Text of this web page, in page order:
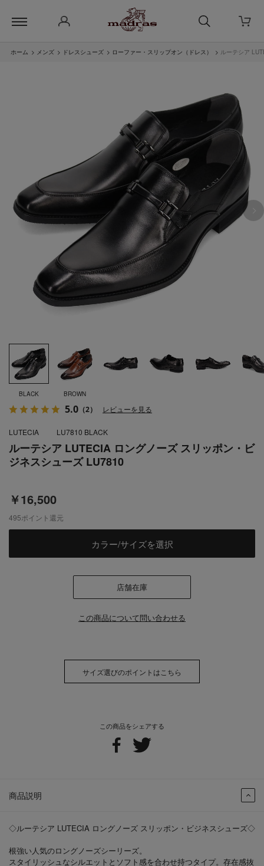
ホーム > メンズ > ドレスシューズ > ローファー・スリップオン（ドレス） > ルーテシア
BLACK BROWN
ルーテシア LUTECIA ロングノーズ スリッポン・ビ
ジネスシューズ LU7810
5.0 （2） レビューを見る
￥16,500
この商品をシェアする
商品説明
◇ルーテシア LUTECIA ロングノーズ スリッポン・ビジネスシューズ◇
根強い人気のロングノーズシーリーズ。
スタイリッシュなシルエットとソフト感を合わせ持つタイプ。存在感抜
LUTECIA LU7810 BLACK
495ポイント還元
カラー/サイズを選択
店舗在庫
この商品について問い合わせる
サイズ選びのポイントはこちら